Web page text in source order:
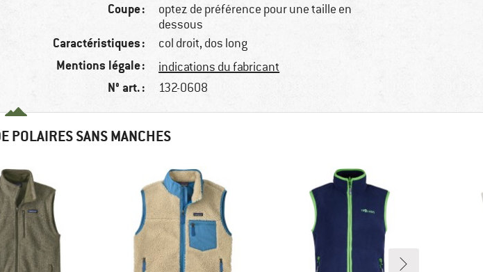
Coupe :
optez de préférence pour une taille en
dessous
Caractéristiques : col droit, dos long
Mentions légale : indications du fabricant
N° art. : 132-0608
POLAIRES SANS MANCHES